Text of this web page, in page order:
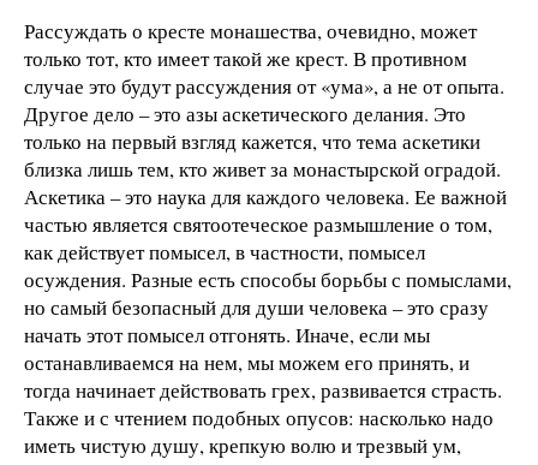
Рассуждать о кресте монашества, очевидно, может
только тот, кто имеет такой же крест. В противном
случае это будут рассуждения от «ума», а не от опыта.
Другое дело – это азы аскетического делания. Это
только на первый взгляд кажется, что тема аскетики
близка лишь тем, кто живет за монастырской оградой.
Аскетика – это наука для каждого человека. Ее важной
частью является святоотеческое размышление о том,
как действует помысел, в частности, помысел
осуждения. Разные есть способы борьбы с помыслами,
но самый безопасный для души человека – это сразу
начать этот помысел отгонять. Иначе, если мы
останавливаемся на нем, мы можем его принять, и
тогда начинает действовать грех, развивается страсть.
Также и с чтением подобных опусов: насколько надо
иметь чистую душу, крепкую волю и трезвый ум,